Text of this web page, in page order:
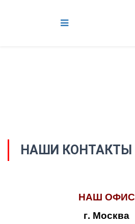
НАШИ КОНТАКТЫ
НАШ ОФИС
г. Москва